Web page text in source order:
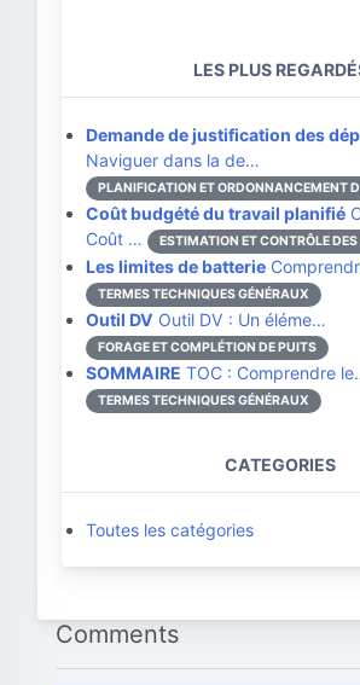
LES PLUS
Demande de justification des
Naviguer dans la de…
PLANIFICATION ET ORDONNANCEMENT
Coût budgété du travail planifié
Coût …
ESTIMATION ET CONTRÔLE
Les limites de batterie
TERMES TECHNIQUES GÉNÉRAUX
Outil DV Outil DV : Un éléme…
FORAGE ET COMPLÉTION DE PUITS
SOMMAIRE TOC : Comprendre
TERMES TECHNIQUES GÉNÉRAUX
CATEGORIES
Toutes les catégories
Comments